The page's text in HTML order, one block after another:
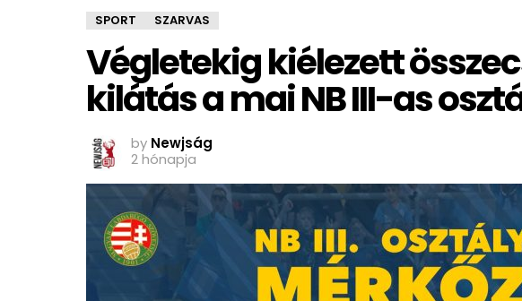
SPORT SZARVAS
Végletekig kiélezett
kilátás a mai NB III-as
by Newjság
2 hónapja